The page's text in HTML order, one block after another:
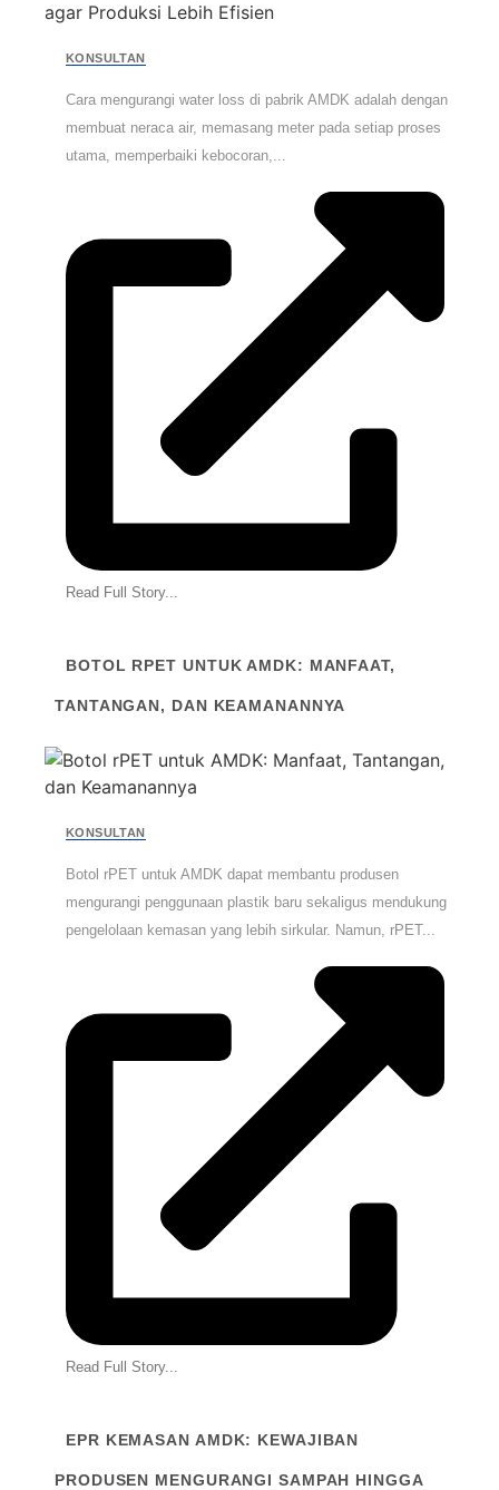
KONSULTAN
Cara mengurangi water loss di pabrik AMDK adalah dengan
membuat neraca air, memasang meter pada setiap proses
utama, memperbaiki kebocoran,...
Read Full Story...
BOTOL RPET UNTUK AMDK: MANFAAT,
TANTANGAN, DAN KEAMANANNYA
KONSULTAN
Botol rPET untuk AMDK dapat membantu produsen
mengurangi penggunaan plastik baru sekaligus mendukung
pengelolaan kemasan yang lebih sirkular. Namun, rPET...
Read Full Story...
EPR KEMASAN AMDK: KEWAJIBAN
PRODUSEN MENGURANGI SAMPAH HINGGA